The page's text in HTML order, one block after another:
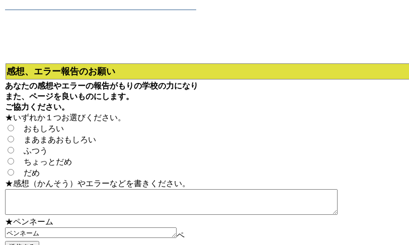
感想、エラー報告のお願い
あなたの感想やエラーの報告がもりの学校の力になり
また、ページを良いものにします。
ご協力ください。
★いずれか１つお選びください。
おもしろい
まあまあおもしろい
ふつう
ちょっとだめ
だめ
★感想（かんそう）やエラーなどを書きください。
★ペンネーム
ペ